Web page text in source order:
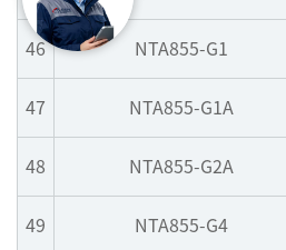
46 NTA855-G1
47 NTA855-G1A
48 NTA855-G2A
49 NTA855-G4